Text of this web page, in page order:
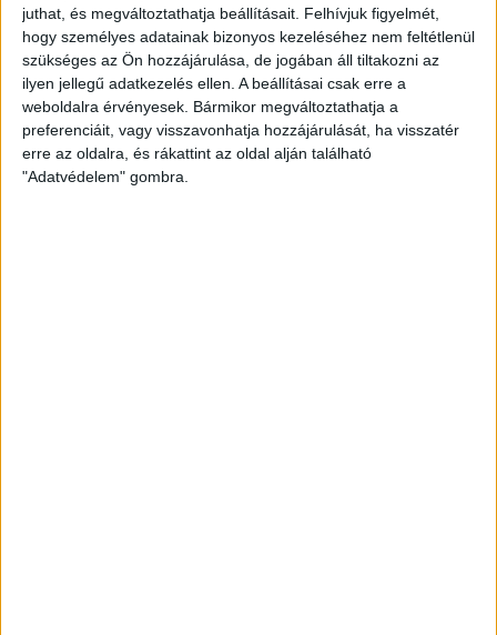
juthat, és megváltoztathatja beállításait. Felhívjuk figyelmét,
hogy személyes adatainak bizonyos kezeléséhez nem feltétlenül
szükséges az Ön hozzájárulása, de jogában áll tiltakozni az
ilyen jellegű adatkezelés ellen. A beállításai csak erre a
weboldalra érvényesek. Bármikor megváltoztathatja a
preferenciáit, vagy visszavonhatja hozzájárulását, ha visszatér
erre az oldalra, és rákattint az oldal alján található
"Adatvédelem" gombra.
Készleten
-
Sál
-
Bennünk
+ KOSÁRBA TESZEM
Kategóriák:Ajándéktárgy